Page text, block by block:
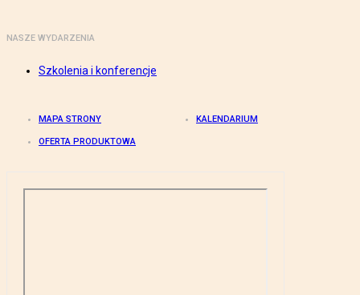
NASZE WYDARZENIA
Szkolenia i konferencje
MAPA STRONY KALENDARIUM
OFERTA PRODUKTOWA